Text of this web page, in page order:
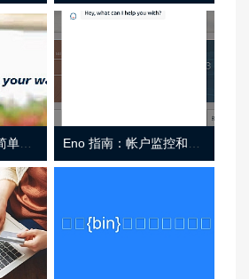
资本一虚拟信用卡简单介绍